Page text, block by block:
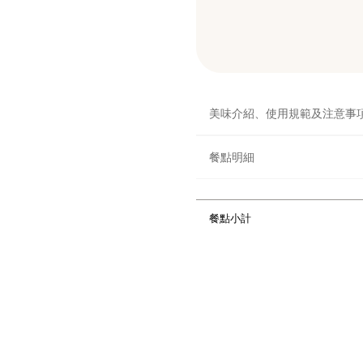
美味介紹、使用規範及注意事
餐點明細
餐點小計